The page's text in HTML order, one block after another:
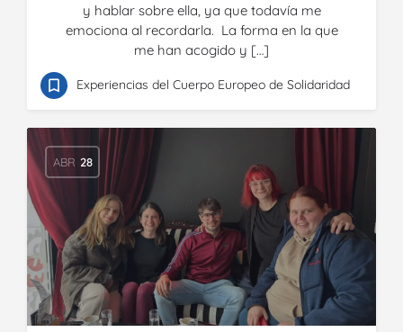
y hablar sobre ella, ya que todavía me
emociona al recordarla. La forma en la que
me han acogido y […]
Experiencias del Cuerpo Europeo de Solidaridad
ABR 28